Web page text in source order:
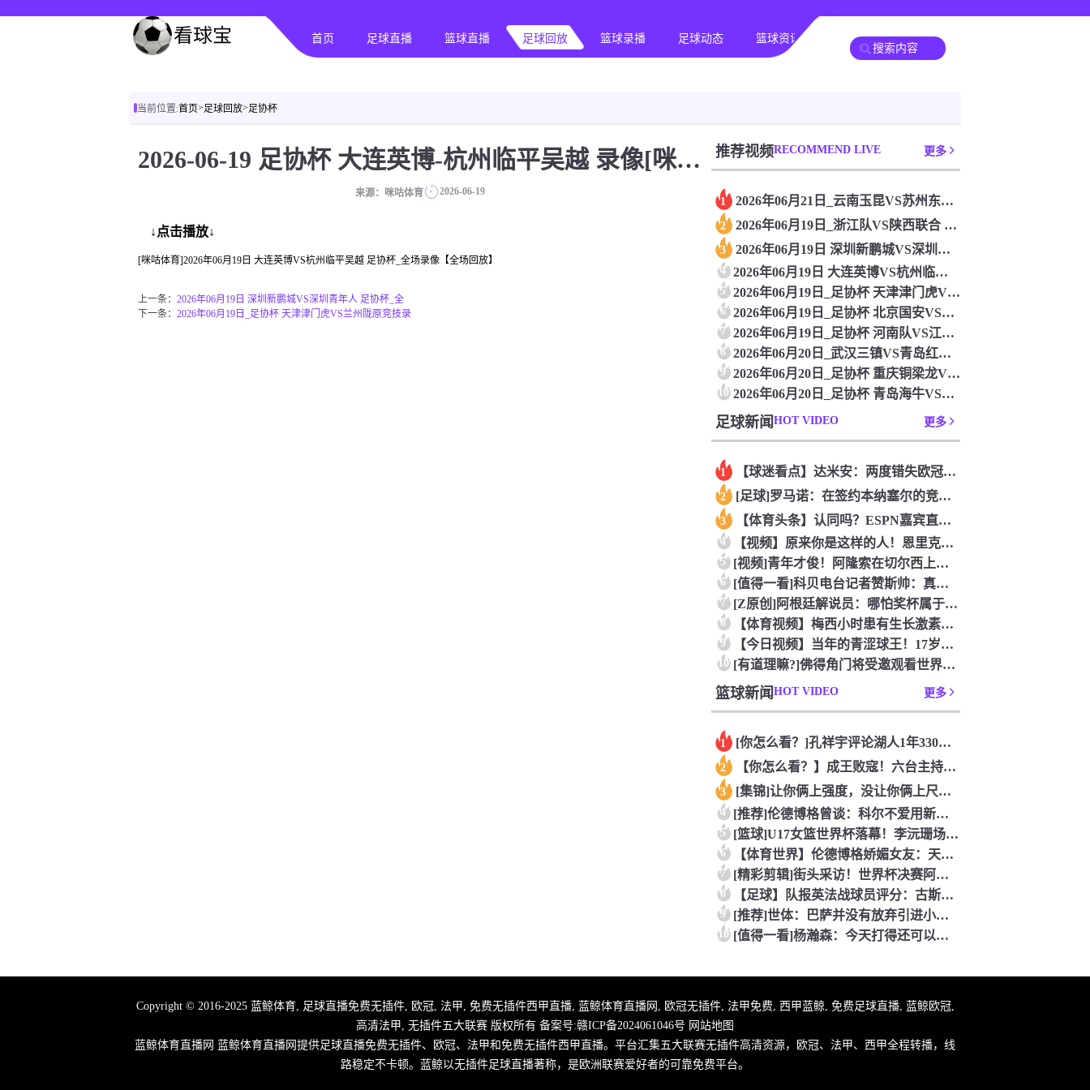
首页 足球直播 篮球直播 足球回放 篮球录播 足球动态 篮球资讯 其他转播
当前位置:首页>足球回放>足协杯
2026-06-19 足协杯 大连英博-杭州临平吴越 录像[咪咕体育]
来源：咪咕体育 2026-06-19
↓点击播放↓
[咪咕体育]2026年06月19日 大连英博VS杭州临平吴越 足协杯_全场录像【全场回放】
上一条： 2026年06月19日 深圳新鹏城VS深圳青年人 足协杯_全
下一条： 2026年06月19日_足协杯 天津津门虎VS兰州陇原竞技录
推荐视频RECOMMEND LIVE 更多
1 2026年06月21日_云南玉昆VS苏州东吴 足协杯录像_全
2 2026年06月19日_浙江队VS陕西联合 足协杯录像_全场
3 2026年06月19日 深圳新鹏城VS深圳青年人 足协杯_全
4 2026年06月19日 大连英博VS杭州临平吴越 足协杯_全
5 2026年06月19日_足协杯 天津津门虎VS兰州陇原竞技录
6 2026年06月19日_足协杯 北京国安VS广州豹录像_全场
7 2026年06月19日_足协杯 河南队VS江西庐山录像_全场
8 2026年06月20日_武汉三镇VS青岛红狮 足协杯录像_全
9 2026年06月20日_足协杯 重庆铜梁龙VS宁波队录像_全
10 2026年06月20日_足协杯 青岛海牛VS无锡吴钩录像_高
足球新闻 HOT VIDEO 更多
1 【球迷看点】达米安：两度错失欧冠是我在国米最大遗憾，不退役我
2 [足球]罗马诺：在签约本纳塞尔的竞争中，加拉法处于领先地位
3 【体育头条】认同吗？ESPN嘉宾直言：帕雷德斯的行为无法容忍
4 【视频】原来你是这样的人！恩里克以为奥古斯托在给自己拍照，但
5 [视频]青年才俊！阿隆索在切尔西上任后的第七堂训练课！
6 [值得一看]科贝电台记者赞斯帅：真正的绅士，拥抱德拉富恩特+
7 [Z原创]阿根廷解说员：哪怕奖杯属于西班牙，梅西早已唤醒阿根
8 【体育视频】梅西小时患有生长激素缺乏症，当时巴萨总监看了比赛
9 【今日视频】当年的青涩球王！17岁青涩梅西奶音：我们用节奏把
10 [有道理嘛?]佛得角门将受邀观看世界杯决赛，还遇到了传奇门将
篮球新闻 HOT VIDEO 更多
1 [你怎么看？]孔祥宇评论湖人1年330万签约塞布尔，性价比极
2 【你怎么看？】成王败寇！六台主持人：西班牙完全掌控比赛，阿根
3 [集锦]让你俩上强度，没让你俩上尺度……看懵了
4 [推荐]伦德博格曾谈：科尔不爱用新秀！但我很有机会上场，甚至
5 [篮球]U17女篮世界杯落幕！李沅珊场均20.3分荣膺得分王
6 【体育世界】伦德博格娇媚女友：天哪 这个奖杯可以直接放进我们
7 [精彩剪辑]街头采访！世界杯决赛阿根廷vs西班牙，英格兰球迷
8 【足球】队报英法战球员评分：古斯托、科纳特、特奥、杜埃、谢尔
9 [推荐]世体：巴萨并没有放弃引进小蜘蛛，希望在英国集训期间完
10 [值得一看]杨瀚森：今天打得还可以！听到现场的加油声了！感谢
Copyright © 2016-2025 蓝鲸体育, 足球直播免费无插件, 欧冠, 法甲, 免费无插件西甲直播, 蓝鲸体育直播网, 欧冠无插件, 法甲免费, 西甲蓝鲸, 免费足球直播, 蓝鲸欧冠,
高清法甲, 无插件五大联赛 版权所有 备案号:赣ICP备2024061046号 网站地图
蓝鲸体育直播网 蓝鲸体育直播网提供足球直播免费无插件、欧冠、法甲和免费无插件西甲直播。平台汇集五大联赛无插件高清资源，欧冠、法甲、西甲全程转播，线
路稳定不卡顿。蓝鲸以无插件足球直播著称，是欧洲联赛爱好者的可靠免费平台。